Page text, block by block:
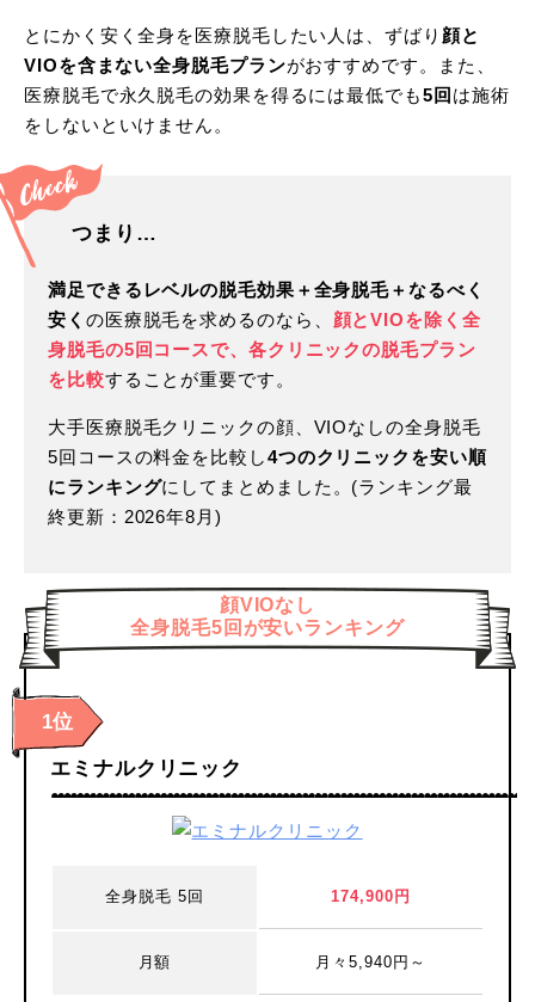
とにかく安く全身を医療脱毛したい人は、ずばり 顔と
VIOを含まない全身脱毛プランがおすすめです。また、
医療脱毛で永久脱毛の効果を得るには最低でも5回 は施術
をしないといけません。
つまり…
満足できるレベルの脱毛効果＋全身脱毛＋なるべく
安く の医療脱毛を求めるのなら、 顔とVIOを除く全
身脱毛の5回コースで、各クリニックの脱毛プラン
を比較することが重要です。
大手医療脱毛クリニックの顔、VIOなしの全身脱毛
5回コースの料金を比較し4つのクリニックを安い順
にランキングにしてまとめました。(ランキング最
終更新：2026年8月)
顔VIOなし
全身脱毛5回が安いランキング
1位
エミナルクリニック
全身脱毛 5回 174,900円
月額 月々5,940円～